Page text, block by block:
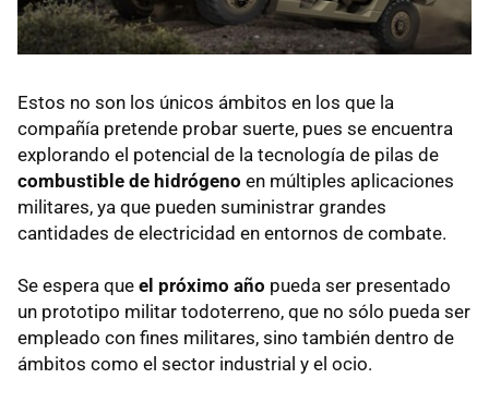
Estos no son los únicos ámbitos en los que la
compañía pretende probar suerte, pues se encuentra
explorando el potencial de la tecnología de pilas de
combustible de hidrógeno en múltiples aplicaciones
militares, ya que pueden suministrar grandes
cantidades de electricidad en entornos de combate.
Se espera que el próximo año pueda ser presentado
un prototipo militar todoterreno, que no sólo pueda ser
empleado con fines militares, sino también dentro de
ámbitos como el sector industrial y el ocio.